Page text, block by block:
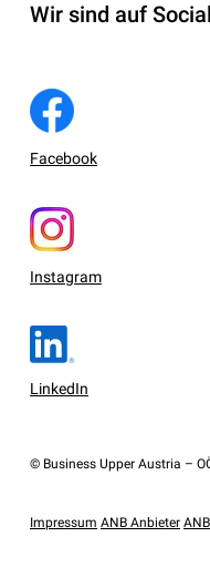
Wir sind auf
Facebook
Instagram
LinkedIn
© Business Upper Austria –
Impressum ANB Anbieter